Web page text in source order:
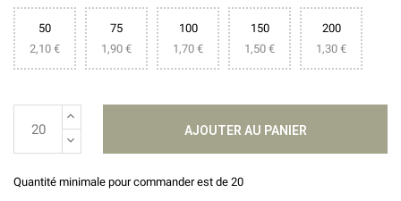
50
2,10 €
75
1,90 €
100
1,70 €
150
1,50 €
200
1,30 €
AJOUTER AU PANIER
Quantité minimale pour commander est de 20